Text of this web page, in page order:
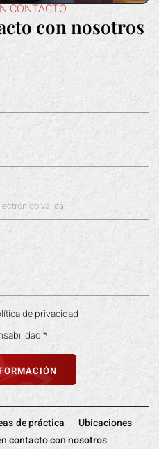
CONTACTO
con nosotros
de privacidad
*
de práctica
Ubicaciones
contacto con nosotros